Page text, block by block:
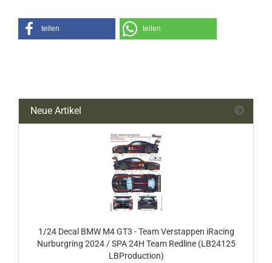
teilen teilen
Neue Artikel
1/24 Decal BMW M4 GT3 - Team Verstappen iRacing
Nurburgring 2024 / SPA 24H Team Redline (LB24125
LBProduction)